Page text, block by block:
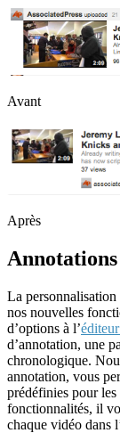
Avant
Après
Annotations
La personnalisation
nos nouvelles
d’options à l’
d’annotation, une
chronologique.
annotation, vous
prédéfinies pour
fonctionnalités, il
chaque vidéo dans